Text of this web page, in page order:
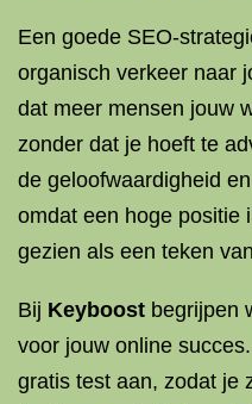
Een goede SEO-
organisch verkeer naar
dat meer mensen jouw
zonder dat je hoeft te
de geloofwaardigheid
omdat een hoge positie
gezien als een teken
Bij Keyboost begrijpen
voor jouw online
gratis test aan, zodat je